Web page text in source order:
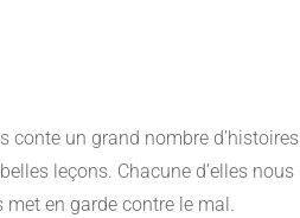
conte un grand nombre d’histoires
leçons. Chacune d’elles nous
en garde contre le mal.